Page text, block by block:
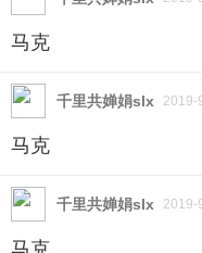
耳中，大白眯眼望去
光，与庭外的杏树交
“你现在好像文雅了
小青似乎和从前有些
上来，更像一个人类？
马克
千里共婵娟slx 2019-
马克
千里共婵娟slx 2019-
马克